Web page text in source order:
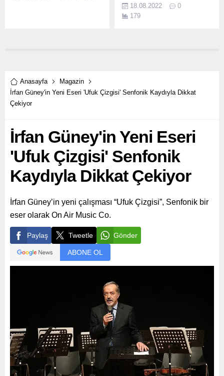
Kopenhag’ta düzenlenecek
dünyanın en büyük CS GO
18.08.2022
0
179
Anasayfa
Magazin
İrfan Güney'in Yeni Eseri 'Ufuk Çizgisi' Senfonik Kaydıyla Dikkat
Çekiyor
İrfan Güney'in Yeni Eseri
'Ufuk Çizgisi' Senfonik
Kaydıyla Dikkat Çekiyor
İrfan Güney’in yeni çalışması “Ufuk Çizgisi”, Senfonik bir
eser olarak On Air Music Co.
Paylaş Tweetle Gönder
ABONE OL